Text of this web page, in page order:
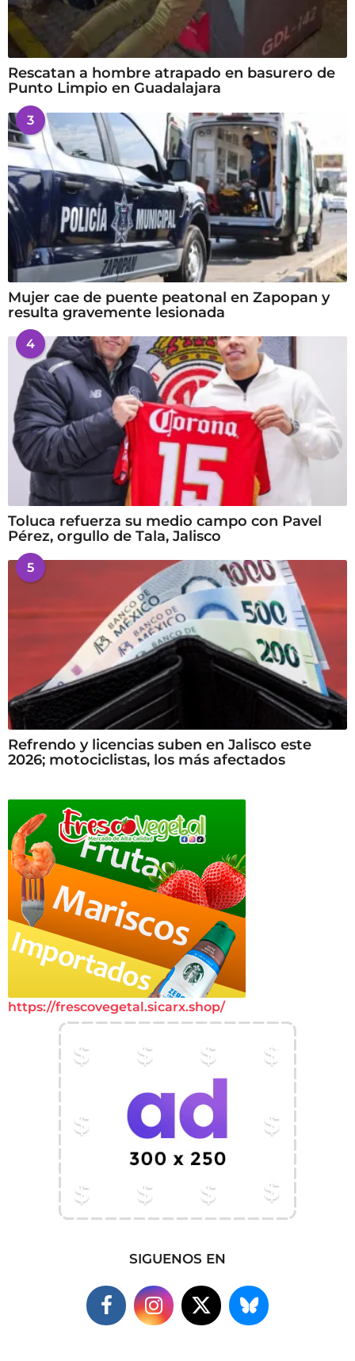
Rescatan a hombre atrapado en basurero de
Punto Limpio en Guadalajara
3
Mujer cae de puente peatonal en Zapopan y
resulta gravemente lesionada
4
Toluca refuerza su medio campo con Pavel
Pérez, orgullo de Tala, Jalisco
5
Refrendo y licencias suben en Jalisco este
2026; motociclistas, los más afectados
https://frescovegetal.sicarx.shop/
SIGUENOS EN